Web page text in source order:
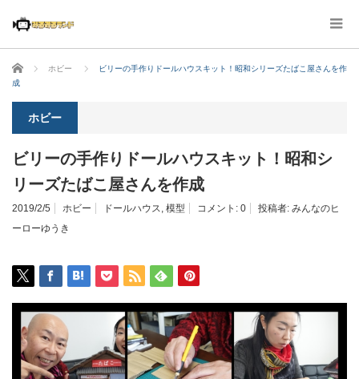
ホーム ホビー
ビリーの手作りドールハウスキット！昭和シリーズたばこ屋さんを作
成
ホビー
ビリーの手作りドールハウスキット！昭和シ
リーズたばこ屋さんを作成
2019/2/5 ホビー ドールハウス, 模型 コメント: 0 投稿者: みんなのヒ
ーローゆうき